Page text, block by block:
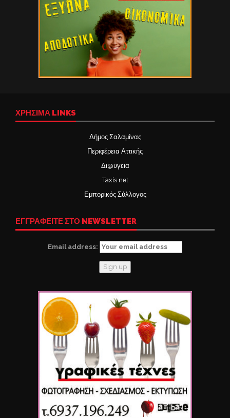
ΧΡΉΣΙΜΑ LINKS
Δήμος Σαλαμίνας
Περιφέρεια Αττικής
Δι@υγεια
Taxis net
Εμπορικός Σύλλογος
ΕΓΓΡΑΦΕΙΤΕ ΣΤΟ NEWSLETTER
Email address: